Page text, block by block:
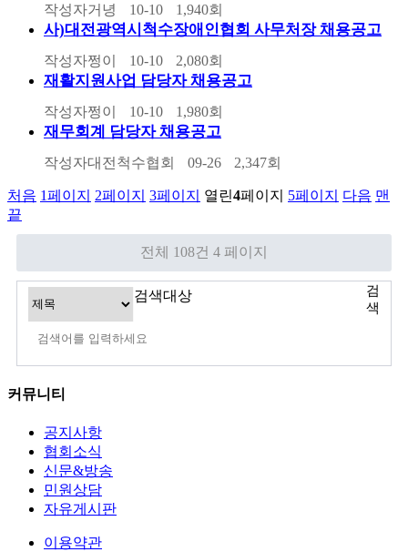
작성자거녕 10-10 1,940회
사)대전광역시척수장애인협회 사무처장 채용공고
작성자쩡이 10-10 2,080회
재활지원사업 담당자 채용공고
작성자쩡이 10-10 1,980회
재무회계 담당자 채용공고
작성자대전척수협회 09-26 2,347회
처음 1페이지 2페이지 3페이지 열린4페이지 5페이지 다음 맨
끝
전체 108건 4 페이지
검색대상
검
색
커뮤니티
공지사항
협회소식
신문&방송
민원상담
자유게시판
이용약관